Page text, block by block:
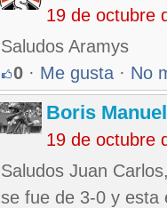
19 de octubre
Saludos Aramys
0 · Me gusta · No
Boris
19 de octubre
Saludos Juan
se fue de 3-0 y esta